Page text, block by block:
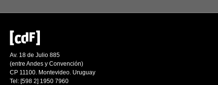
Av. 18 de Julio 885
(entre Andes y Convención)
CP 11100. Montevideo. Uruguay
Tel: [598 2] 1950 7960